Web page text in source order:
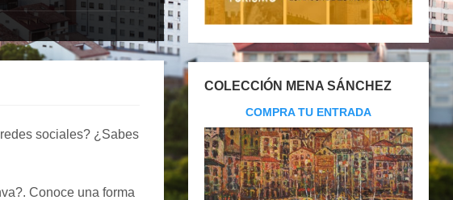
sociales? ¿Sabes
Conoce una forma
COLECCIÓN MENA SÁNCHEZ
COMPRA TU ENTRADA